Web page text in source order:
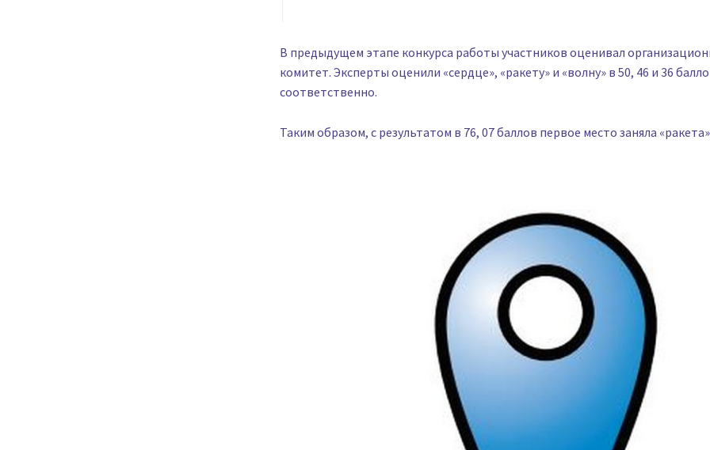
В предыдущем этапе конкурса работы участников оценивал
комитет. Эксперты оценили «сердце», «ракету» и «волну» в 50, 46 и 36
соответственно.
Таким образом, с результатом в 76, 07 баллов первое место заняла